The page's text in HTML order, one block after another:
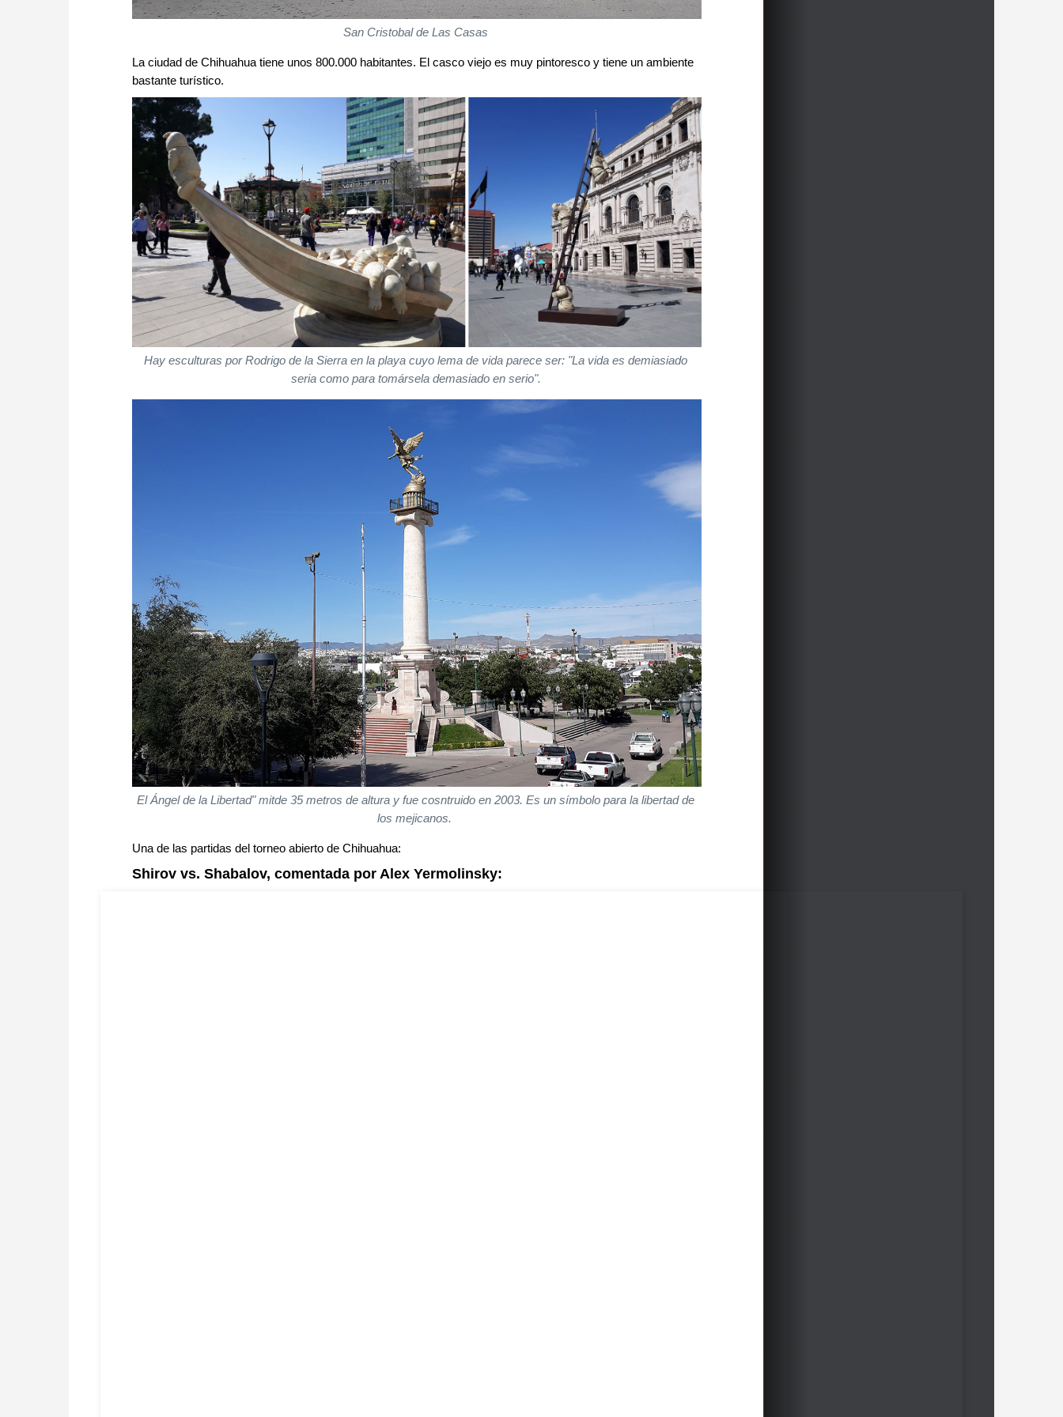
San Cristobal de Las Casas
La ciudad de Chihuahua tiene unos 800.000 habitantes. El casco viejo es muy pintoresco y tiene un ambiente
bastante turístico.
Hay esculturas por Rodrigo de la Sierra en la playa cuyo lema de vida parece ser: "La vida es demiasiado
seria como para tomársela demasiado en serio".
El Ángel de la Libertad" mitde 35 metros de altura y fue cosntruido en 2003. Es un símbolo para la libertad de
los mejicanos.
Una de las partidas del torneo abierto de Chihuahua:
Shirov vs. Shabalov, comentada por Alex Yermolinsky: